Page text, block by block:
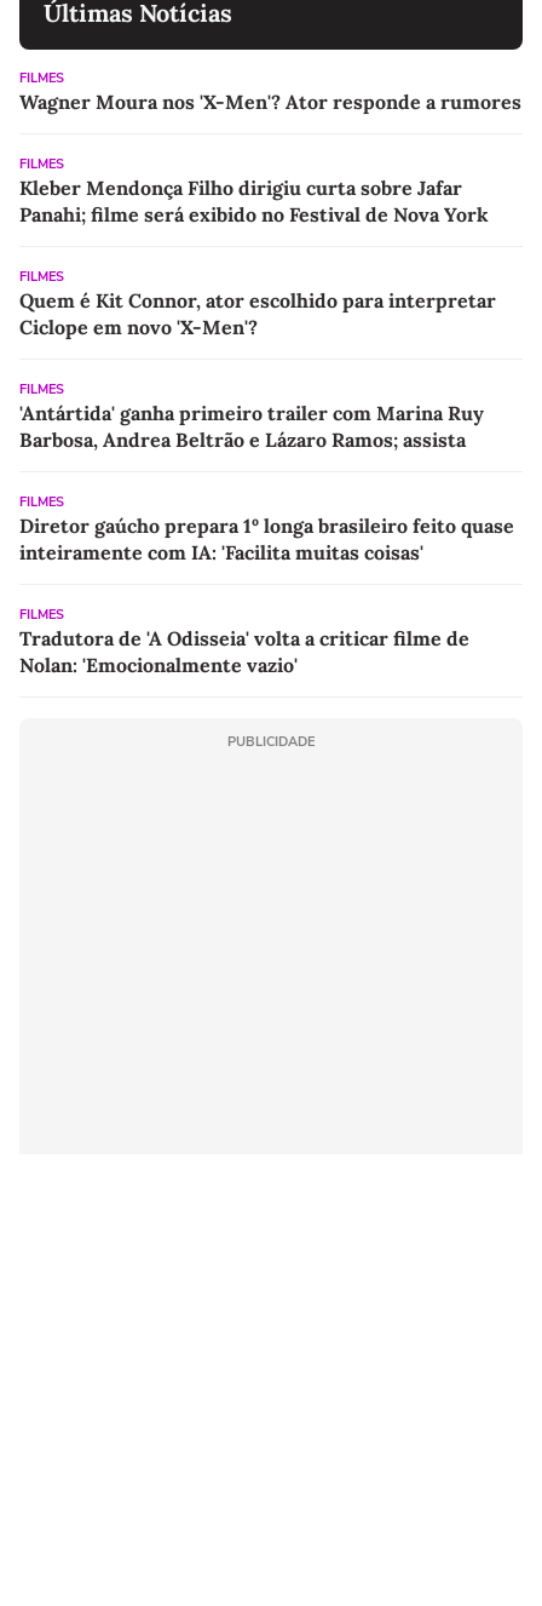
Últimas Notícias
FILMES
Wagner Moura nos 'X-Men'? Ator responde a rumores
FILMES
Kleber Mendonça Filho dirigiu curta sobre Jafar
Panahi; filme será exibido no Festival de Nova York
FILMES
Quem é Kit Connor, ator escolhido para interpretar
Ciclope em novo 'X-Men'?
FILMES
'Antártida' ganha primeiro trailer com Marina Ruy
Barbosa, Andrea Beltrão e Lázaro Ramos; assista
FILMES
Diretor gaúcho prepara 1º longa brasileiro feito quase
inteiramente com IA: 'Facilita muitas coisas'
FILMES
Tradutora de 'A Odisseia' volta a criticar filme de
Nolan: 'Emocionalmente vazio'
PUBLICIDADE